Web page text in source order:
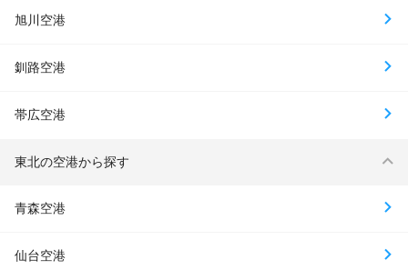
旭川空港
釧路空港
帯広空港
東北の空港から探す
青森空港
仙台空港